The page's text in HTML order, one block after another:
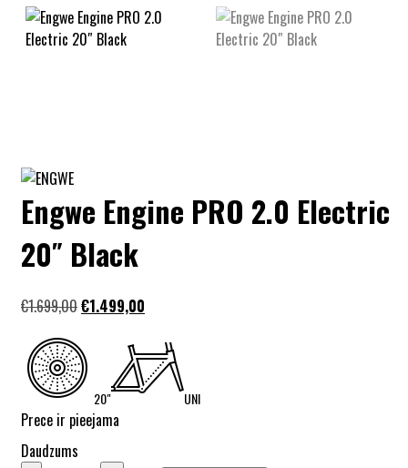
Engwe Engine PRO 2.0 Electric
20″ Black
€1.699,00€1.499,00
20" UNI
Prece ir pieejama
Daudzums